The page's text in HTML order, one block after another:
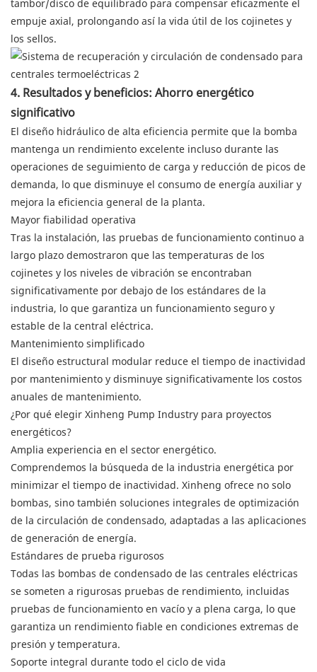
tambor/disco de equilibrado para compensar eficazmente el
empuje axial, prolongando así la vida útil de los cojinetes y
los sellos.
4. Resultados y beneficios: Ahorro energético
significativo
El diseño hidráulico de alta eficiencia permite que la bomba
mantenga un rendimiento excelente incluso durante las
operaciones de seguimiento de carga y reducción de picos de
demanda, lo que disminuye el consumo de energía auxiliar y
mejora la eficiencia general de la planta.
Mayor fiabilidad operativa
Tras la instalación, las pruebas de funcionamiento continuo a
largo plazo demostraron que las temperaturas de los
cojinetes y los niveles de vibración se encontraban
significativamente por debajo de los estándares de la
industria, lo que garantiza un funcionamiento seguro y
estable de la central eléctrica.
Mantenimiento simplificado
El diseño estructural modular reduce el tiempo de inactividad
por mantenimiento y disminuye significativamente los costos
anuales de mantenimiento.
¿Por qué elegir Xinheng Pump Industry para proyectos
energéticos?
Amplia experiencia en el sector energético.
Comprendemos la búsqueda de la industria energética por
minimizar el tiempo de inactividad. Xinheng ofrece no solo
bombas, sino también soluciones integrales de optimización
de la circulación de condensado, adaptadas a las aplicaciones
de generación de energía.
Estándares de prueba rigurosos
Todas las bombas de condensado de las centrales eléctricas
se someten a rigurosas pruebas de rendimiento, incluidas
pruebas de funcionamiento en vacío y a plena carga, lo que
garantiza un rendimiento fiable en condiciones extremas de
presión y temperatura.
Soporte integral durante todo el ciclo de vida